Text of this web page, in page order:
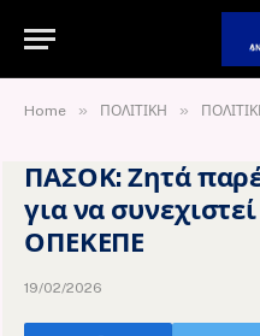
Home » ΠΟΛΙΤΙΚΗ »
ΠΑΣΟΚ: Ζητά
για να
ΟΠΕΚΕΠΕ
19/02/2026